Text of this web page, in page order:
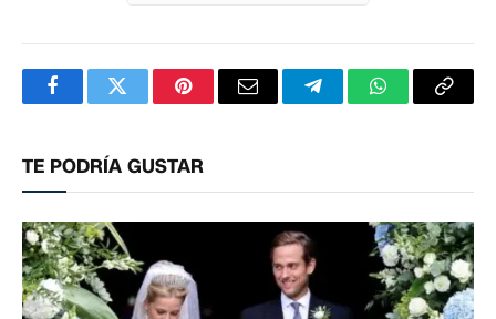
FacebookTwitterPinterestCorreoTelegramWhatsApp
TE PODRÍA GUSTAR